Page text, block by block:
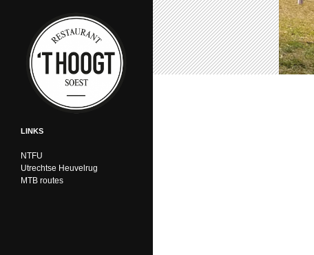
LINKS
NTFU
Utrechtse Heuvelrug
MTB routes